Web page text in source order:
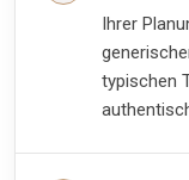
Ihrer
typischen